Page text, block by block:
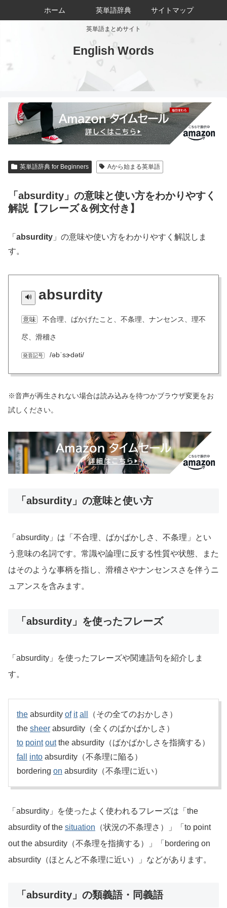
英単語まとめサイト
English Words
ホーム 英単語辞典 サイトマップ
英単語辞典 for Beginners Aから始まる英単語
「absurdity」の意味と使い方をわかりやすく
解説【フレーズ＆例文付き】
「 absurdity 」の意味や使い方をわかりやすく解説しま
す。
absurdity
意味 不合理、ばかげたこと、不条理、ナンセンス、理不
尽、滑稽さ
発音記号 /əbˈsɝdəti/
※音声が再生されない場合は読み込みを待つかブラウザ変更をお
試しください。
「absurdity」の意味と使い方
「absurdity」は「不合理、ばかばかしさ、不条理」とい
う意味の名詞です。常識や論理に反する性質や状態、また
はそのような事柄を指し、滑稽さやナンセンスさを伴うニ
ュアンスを含みます。
「absurdity」を使ったフレーズ
「absurdity」を使ったフレーズや関連語句を紹介しま
す。
the absurdity of it all
（その全てのおかしさ）
the sheer absurdity（全くのばかばかしさ）
to point outthe absurdity（ばかばかしさを指摘する）
fall
into absurdity（不条理に陥る）
bordering on absurdity（不条理に近い）
「absurdity」を使ったよく使われるフレーズは「the
absurdity of the situation （状況の不条理さ）」「to point
out the absurdity（不条理を指摘する）」「bordering on
absurdity（ほとんど不条理に近い）」などがあります。
「absurdity」の類義語・同義語